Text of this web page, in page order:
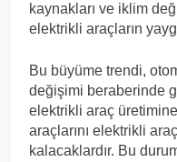
kaynakları ve iklim
elektrikli araçların
Bu büyüme trendi,
değişimi beraberinde
elektrikli araç
araçlarını elektrikli
kalacaklardır. Bu